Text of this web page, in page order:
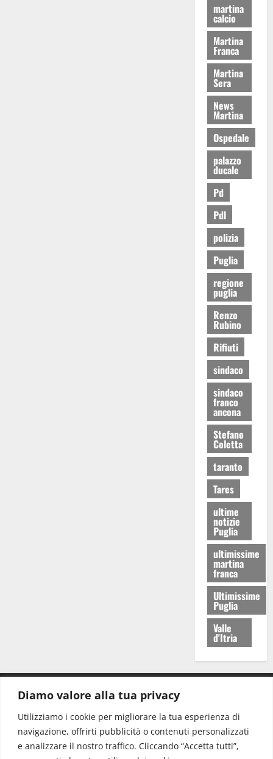
Diamo valore alla tua privacy
Utilizziamo i cookie per migliorare la tua esperienza di
navigazione, offrirti pubblicità o contenuti personalizzati
e analizzare il nostro traffico. Cliccando “Accetta tutti”,
martina
calcio
Martina
Franca
Martina
Sera
News
Martina
Ospedale
palazzo
ducale
Pd
Pdl
polizia
Puglia
regione
puglia
Renzo
Rubino
Rifiuti
sindaco
sindaco
franco
ancona
Stefano
Coletta
taranto
Tares
ultime
notizie
Puglia
ultimissime
martina
franca
Ultimissime
Puglia
Valle
d'Itria
Redazione: redazione@www.martinasera.it
Direttore:direttore@www.martinasera.it